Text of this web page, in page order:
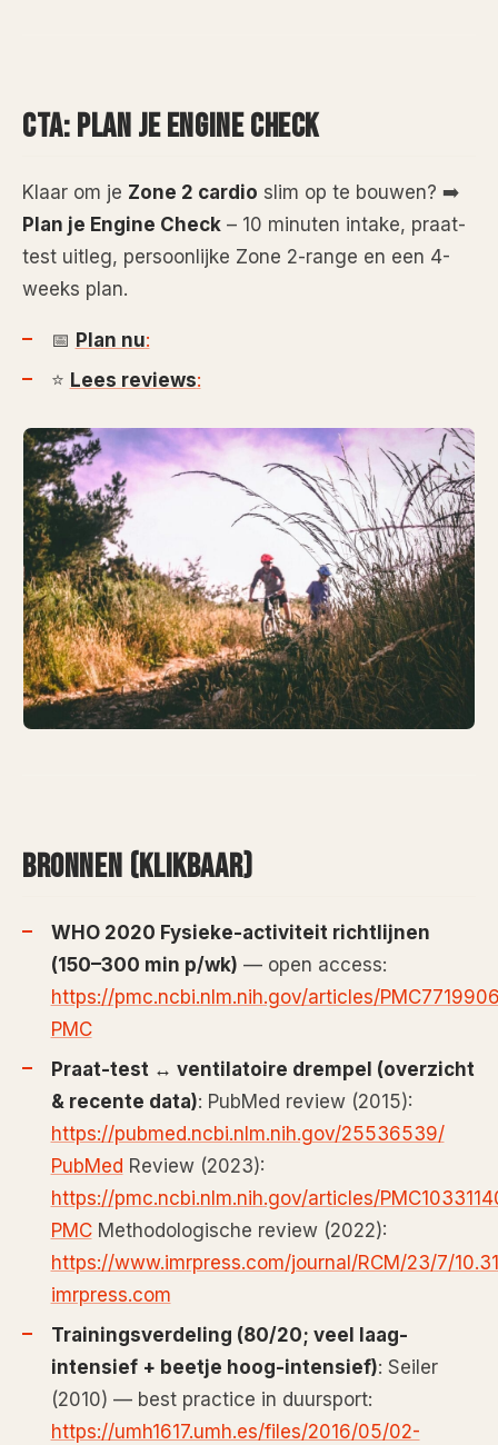
CTA: PLAN JE ENGINE CHECK
Klaar om je Zone 2 cardio slim op te bouwen? ➡️
Plan je Engine Check – 10 minuten intake, praat-
test uitleg, persoonlijke Zone 2-range en een 4-
weeks plan.
📅 Plan nu:
⭐ Lees reviews:
BRONNEN (KLIKBAAR)
WHO 2020 Fysieke-activiteit richtlijnen
(150–300 min p/wk) — open access:
https://pmc.ncbi.nlm.nih.gov/articles/
PMC
Praat-test ↔ ventilatoire drempel (overzicht
& recente data): PubMed review (2015):
https://pubmed.ncbi.nlm.nih.gov/25536539/
PubMed Review (2023):
https://pmc.ncbi.nlm.nih.gov/articles/
PMCMethodologische review (2022):
https://www.imrpress.com/journal/RCM/23/7/
imrpress.com
Trainingsverdeling (80/20; veel laag-
intensief + beetje hoog-intensief): Seiler
(2010) — best practice in duursport:
https://umh1617.umh.es/files/2016/05/02-